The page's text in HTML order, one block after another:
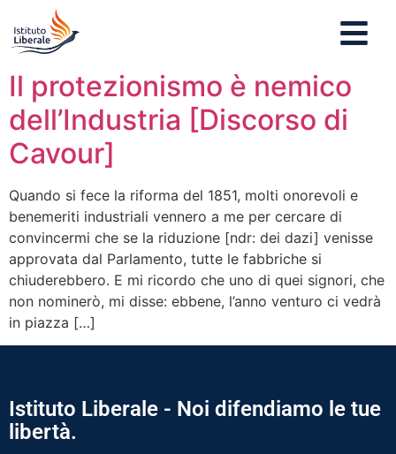
Il protezionismo è nemico
dell’Industria [Discorso di
Cavour]
Quando si fece la riforma del 1851, molti onorevoli e
benemeriti industriali vennero a me per cercare di
convincermi che se la riduzione [ndr: dei dazi] venisse
approvata dal Parlamento, tutte le fabbriche si
chiuderebbero. E mi ricordo che uno di quei signori, che
non nominerò, mi disse: ebbene, l’anno venturo ci vedrà
in piazza […]
Istituto Liberale - Noi difendiamo le tue
libertà.